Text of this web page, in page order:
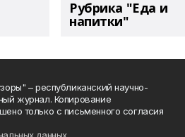
Рубрика "Еда и
напитки"
– республиканский научно-
журнал. Копирование
только с письменного согласия